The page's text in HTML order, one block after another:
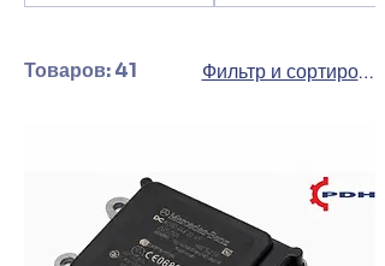
Товаров: 41 Фильтр и сортировка